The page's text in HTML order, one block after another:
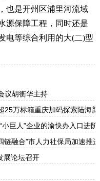
也是开州区浦里河流域
源保障工程，同时还是
电等综合利用的大(二)型
议胡衡华主持
万标箱重庆加码探索陆海新
小巨人”企业的渝快办入口进阶
链融合”市人力社保局加速推
展论坛召开